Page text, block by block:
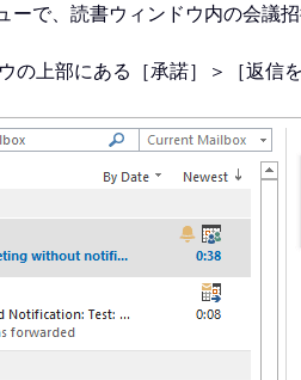
ーで、読書ウィンドウ内の会議
の上部にある［承諾］＞［返信